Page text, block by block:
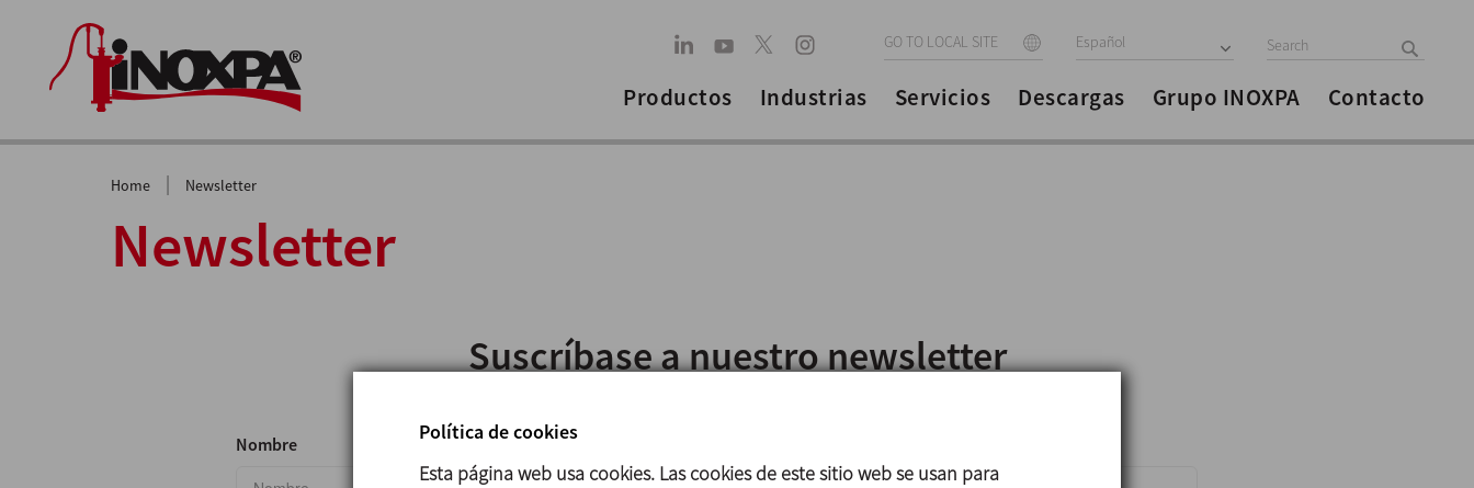
GO TO LOCAL SITE Español
Productos Industrias Servicios Descargas Grupo INOXPA Contacto
Home | Newsletter
Newsletter
Suscríbase a nuestro newsletter
Nombre
Política de cookies
Esta página web usa cookies. Las cookies de este sitio web se usan para